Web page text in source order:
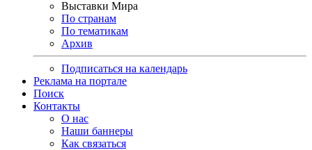
Выставки Мира
По странам
По тематикам
Архив
Подписаться на календарь
Реклама на портале
Поиск
Контакты
О нас
Наши баннеры
Как связаться